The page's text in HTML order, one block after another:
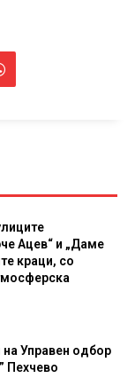
Ацев“ и „Даме
краци, со
на Управен одбор
Пехчево